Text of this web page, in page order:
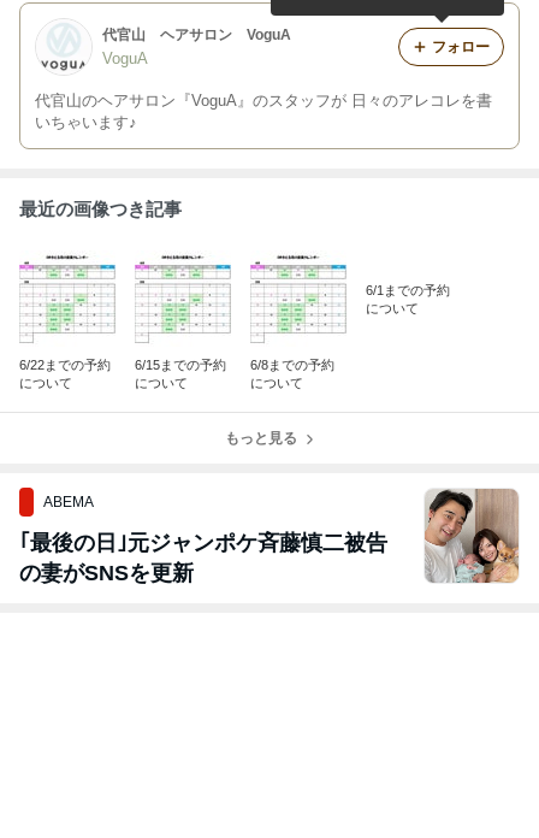
代官山 ヘアサロン VoguA
VoguA
代官山のヘアサロン『VoguA』のスタッフが 日々のアレコレを書
いちゃいます♪
フォロー
最近の画像つき記事
6/22までの予約
について
6/15までの予約
について
6/8までの予約
について
6/1までの予約
について
もっと見る
ABEMA
｢最後の日｣元ジャンポケ斉藤慎二被告
の妻がSNSを更新